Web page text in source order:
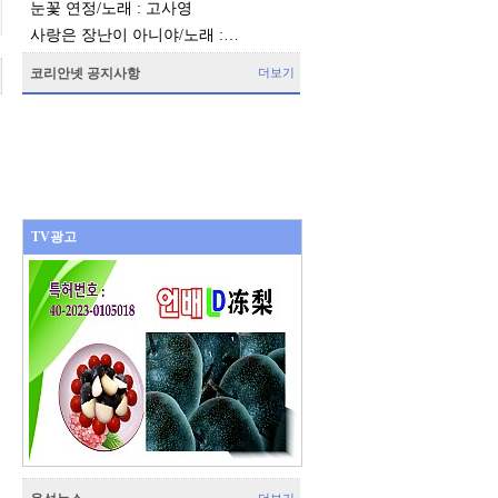
눈꽃 연정/노래 : 고사영
사랑은 장난이 아니야/노래 :…
코리안넷 공지사항 더보기
TV광고